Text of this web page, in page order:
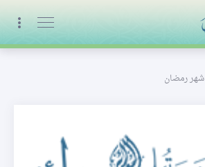
البث المباشر
شهر رمضان